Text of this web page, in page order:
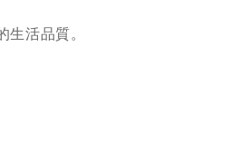
生活品質。